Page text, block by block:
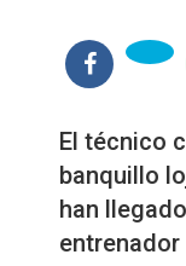
El técnico
banquillo
han
entrenador